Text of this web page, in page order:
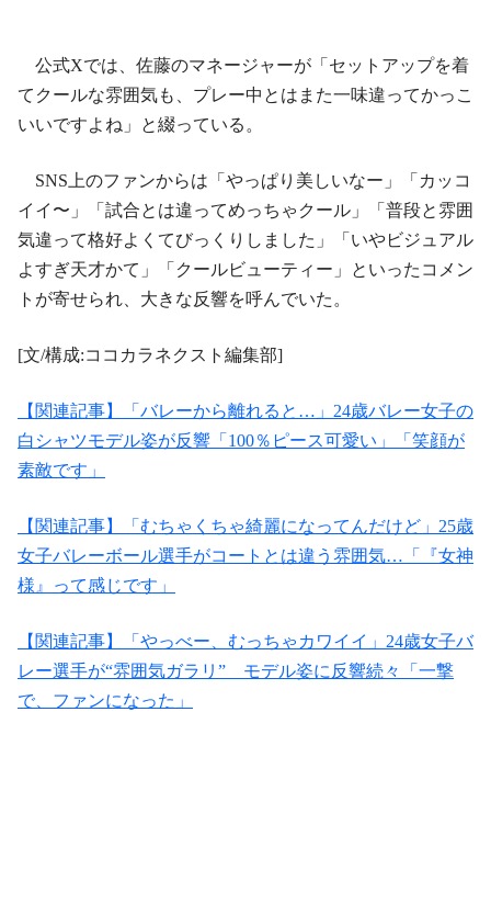
公式Xでは、佐藤のマネージャーが「セットアップを着
てクールな雰囲気も、プレー中とはまた一味違ってかっこ
いいですよね」と綴っている。
SNS上のファンからは「やっぱり美しいなー」「カッコ
イイ〜」「試合とは違ってめっちゃクール」「普段と雰囲
気違って格好よくてびっくりしました」「いやビジュアル
よすぎ天才かて」「クールビューティー」といったコメン
トが寄せられ、大きな反響を呼んでいた。
[文/構成:ココカラネクスト編集部]
【関連記事】「バレーから離れると…」24歳バレー女子の
白シャツモデル姿が反響「100％ピース可愛い」「笑顔が
素敵です」
【関連記事】「むちゃくちゃ綺麗になってんだけど」25歳
女子バレーボール選手がコートとは違う雰囲気…「『女神
様』って感じです」
【関連記事】「やっべー、むっちゃカワイイ」24歳女子バ
レー選手が“雰囲気ガラリ” モデル姿に反響続々「一撃
で、ファンになった」